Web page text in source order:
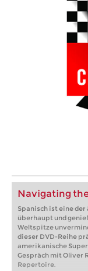
Navigating
Spanisch ist eine
überhaupt und
Weltspitze
dieser DVD-Reihe
amerikanische
Gespräch mit Oliver
Repertoire.